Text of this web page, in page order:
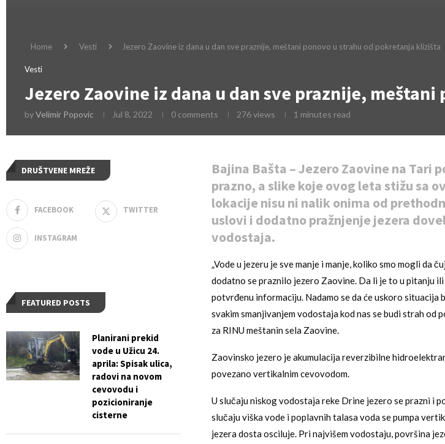
Home Vesti Jezero Zaovine iz dana u dan sve praznije, meštani ponovo u strahu od pokretanja klizišta
Vesti
Jezero Zaovine iz dana u dan sve praznije,
byVelimir Popovic Jul 8, 2022 0 comments 276views 1 minutes read
Bajina Bašta – Jezero Zaovine na Tari
prazno, a slike koje ovog leta stižu sa
lokacije nisu ni nalik onima od
uslovi i dodatno pražnjenje jezera
vodostaja.
„Vode u jezeru je sve manje i manje, koliko smo mogli da
dodatno se praznilo jezero Zaovine. Da li je to u pitanju
potvrđenu informaciju. Nadamo se da će uskoro situacija
svakim smanjivanjem vodostaja kod nas se budi strah od
za RINU meštanin sela Zaovine.
Zaovinsko jezero je akumulacija reverzibilne
povezano vertikalnim cevovodom.
U slučaju niskog vodostaja reke Drine jezero se prazni i
slučaju viška vode i poplavnih talasa voda se pumpa
jezera dosta osciluje. Pri najvišem vodostaju, površina
DRUŠTVENE MREŽE
FACEBOOK TWITTER
INSTAGRAM
FEATURED POSTS
Planirani prekid
vode u Užicu 24.
aprila: Spisak ulica,
radovi na novom
cevovodu i
pozicioniranje
cisterne